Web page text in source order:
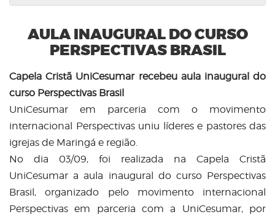
AULA INAUGURAL DO CURSO
PERSPECTIVAS BRASIL
Capela Cristã UniCesumar recebeu aula inaugural do
curso Perspectivas Brasil
UniCesumar em parceria com o movimento
internacional Perspectivas uniu líderes e pastores das
igrejas de Maringá e região.
No dia 03/09, foi realizada na Capela Cristã
UniCesumar a aula inaugural do curso Perspectivas
Brasil, organizado pelo movimento internacional
Perspectivas em parceria com a UniCesumar, por